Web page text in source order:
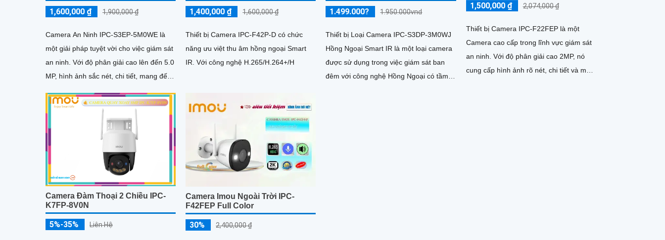
1,600,000 ₫ 1,900,000 ₫
Camera An Ninh IPC-S3EP-5M0WE là
một giải pháp tuyệt vời cho việc giám sát
an ninh. Với độ phân giải cao lên đến 5.0
MP, hình ảnh sắc nét, chi tiết, mang đến
1,400,000 ₫ 1,600,000 ₫
Thiết bị Camera IPC-F42P-D có chức
năng ưu việt thu âm hồng ngoại Smart
IR. Với công nghệ H.265/H.264+/H
1.499.000? 1.950.000vnd
Thiết bị Loại Camera IPC-S3DP-3M0WJ
Hồng Ngoại Smart IR là một loại camera
được sử dụng trong việc giám sát ban
đêm với công nghệ Hồng Ngoại có tầm
1,500,000 ₫ 2,074,000 ₫
Thiết bị Camera IPC-F22FEP là một
Camera cao cấp trong lĩnh vực giám sát
an ninh. Với độ phân giải cao 2MP, nó
cung cấp hình ảnh rõ nét, chi tiết và màu
Camera Đàm Thoại 2 Chiều IPC-
K7FP-8V0N
5%-35% Liên Hệ
Camera Imou Ngoài Trời IPC-
F42FEP Full Color
30% 2,400,000 ₫